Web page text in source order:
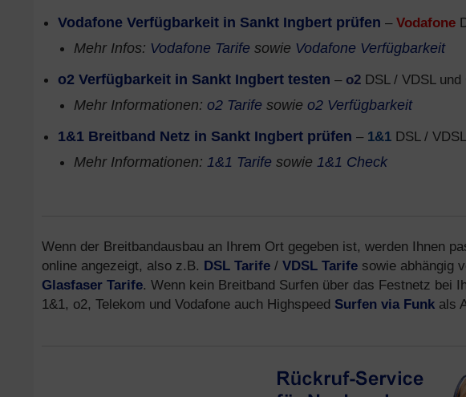
Vodafone Verfügbarkeit in Sankt Ingbert prüfen – Vodafone
Mehr Infos: Vodafone Tarife sowie Vodafone Verfügbarkeit
o2 Verfügbarkeit in Sankt Ingbert testen – o2 DSL / VDSL
Mehr Informationen: o2 Tarife sowie o2 Verfügbarkeit
1&1 Breitband Netz in Sankt Ingbert prüfen – 1&1 DSL /
Mehr Informationen: 1&1 Tarife sowie 1&1 Check
Wenn der Breitbandausbau an Ihrem Ort gegeben ist, werden Ihnen
online angezeigt, also z.B. DSL Tarife / VDSL Tarife sowie abhängig
Glasfaser Tarife. Wenn kein Breitband Surfen über das Festnetz bei
1&1, o2, Telekom und Vodafone auch Highspeed Surfen via Funk als